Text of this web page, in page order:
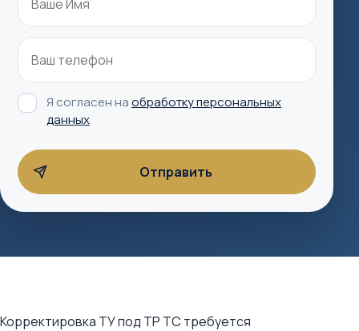
Я согласен наобработку персональных
данных
Корректировка ТУ под ТР ТС требуется